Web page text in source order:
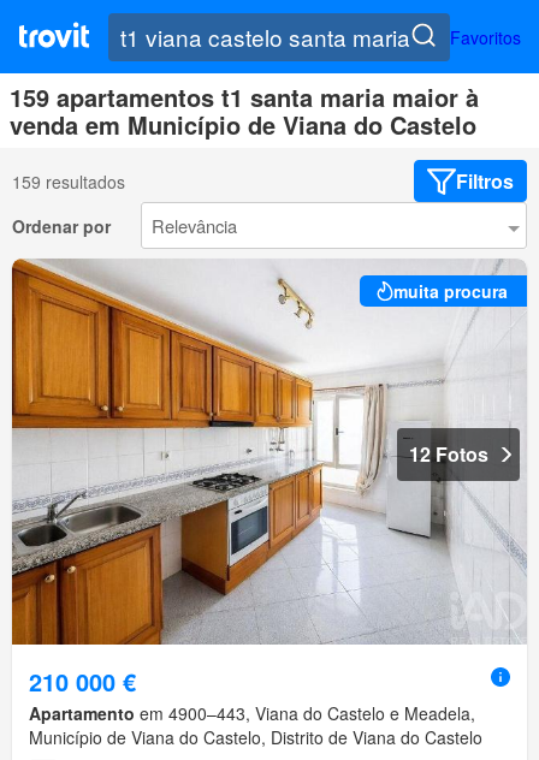
Favoritos
159 apartamentos t1 santa maria maior à
venda em Município de Viana do Castelo
159 resultados Filtros
Ordenar por
muita procura
12 Fotos
210 000 €
Apartamento em 4900–443, Viana do Castelo e Meadela,
Município de Viana do Castelo, Distrito de Viana do Castelo